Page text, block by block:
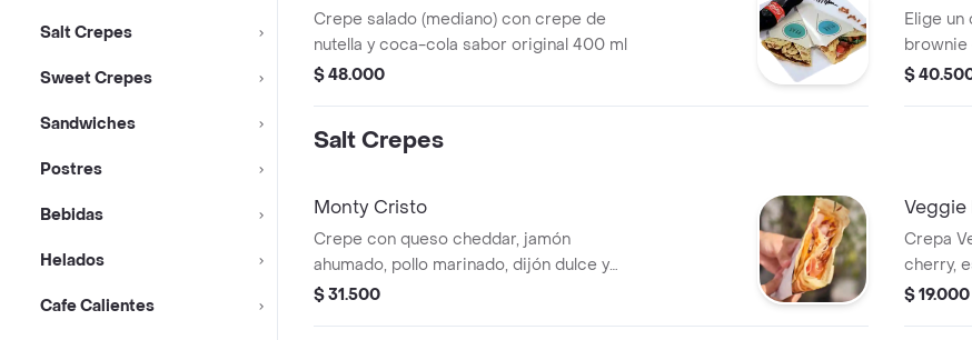
Salt Crepes
Sweet Crepes
Sandwiches
Postres
Bebidas
Helados
Cafe Calientes
Crepe salado (mediano) con crepe de
nutella y coca-cola sabor original 400 ml
$ 48.000
Elige un
brownie
$
Salt Crepes
Monty Cristo
Crepe con queso cheddar, jamón
ahumado, pollo marinado, dijón dulce y
mermelada de frambuesa.
$ 31.500
Veggie
Crepa Veggie de
cherry,
$ 19.000